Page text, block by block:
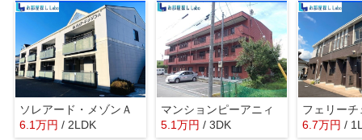
ソレアード・メゾンＡ
6.1万円 / 2LDK
マンションピーアニィ
5.1万円 / 3DK
フェリーチ
6.7万円 /